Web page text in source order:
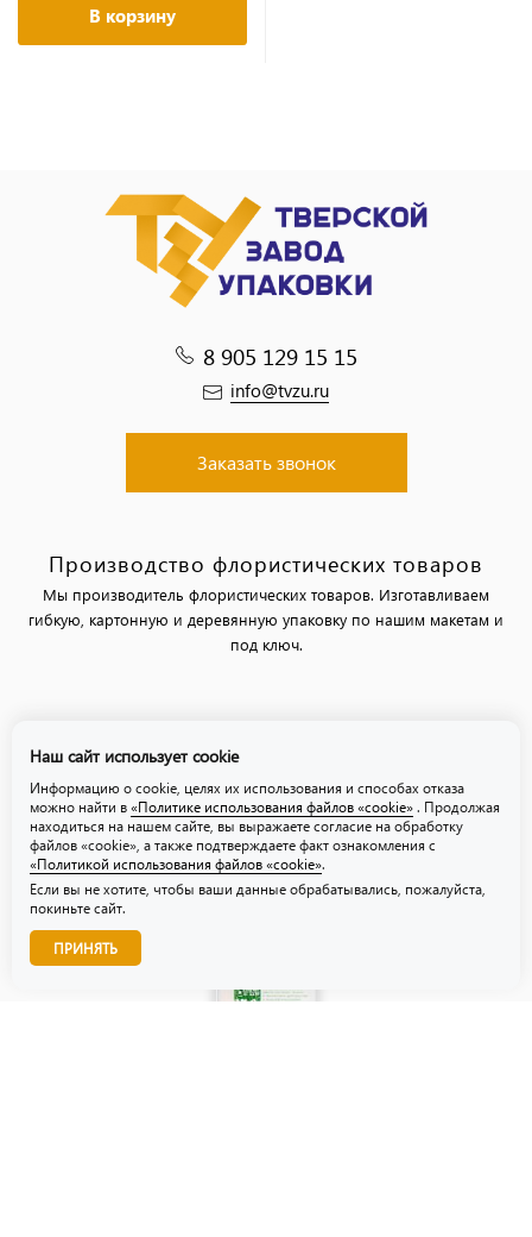
В корзину
8 905 129 15 15
info@tvzu.ru
Заказать звонок
Производство флористических товаров
Мы производитель флористических товаров. Изготавливаем
гибкую, картонную и деревянную упаковку по нашим макетам и
под ключ.
Политика использования файлов «cookie»
Звоните нам!
Наш сайт использует cookie
Информацию о cookie, целях их использования и способах отказа
можно найти в «Политике использования файлов «cookie» . Продолжая
находиться на нашем сайте, вы выражаете согласие на обработку
файлов «cookie», а также подтверждаете факт ознакомления с
«Политикой использования файлов «cookie».
Если вы не хотите, чтобы ваши данные обрабатывались, пожалуйста,
покиньте сайт.
ПРИНЯТЬ